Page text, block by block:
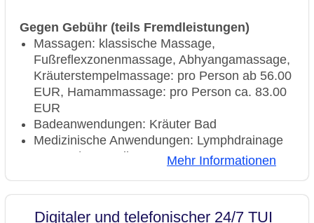
Gegen Gebühr (teils Fremdleistungen)
Massagen: klassische Massage,
Fußreflexzonenmassage, Abhyangamassage,
Kräuterstempelmassage: pro Person ab 56.00
EUR, Hamammassage: pro Person ca. 83.00
EUR
Badeanwendungen: Kräuter Bad
Medizinische Anwendungen: Lymphdrainage
Beauty-/Kosmetikcenter,Mehr Informationen
Digitaler und telefonischer 24/7 TUI